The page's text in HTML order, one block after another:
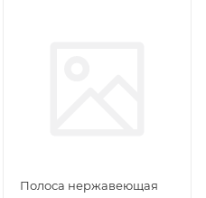
Полоса нержавеющая